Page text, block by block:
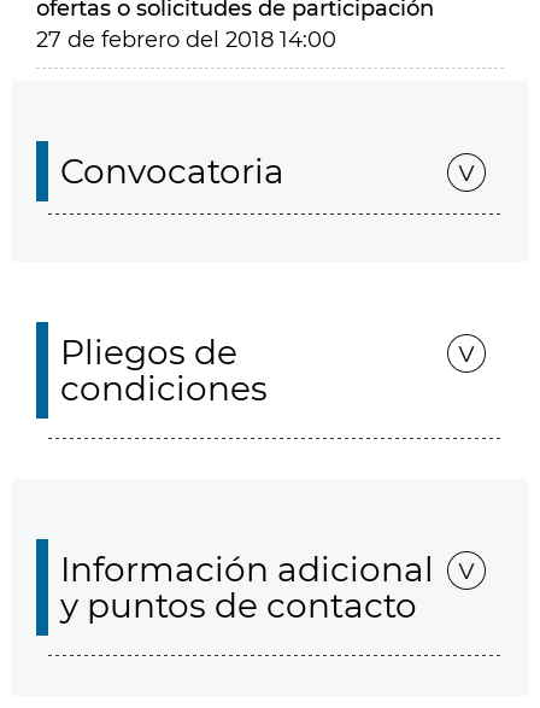
ofertas o solicitudes de participación
27 de febrero del 2018 14:00
Convocatoria
Pliegos de
condiciones
Información adicional
y puntos de contacto